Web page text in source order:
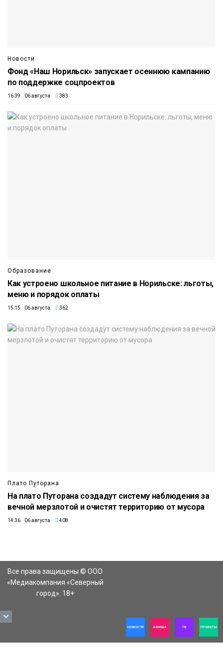
Новости
Фонд «Наш Норильск» запускает осеннюю кампанию
по поддержке соцпроектов
16:39 06 августа 383
Образование
Как устроено школьное питание в Норильске: льготы,
меню и порядок оплаты
15:15 06 августа 362
Плато Путорана
На плато Путорана создадут систему наблюдения за
вечной мерзлотой и очистят территорию от мусора
14:36 06 августа 408
Все права защищены © ООО
«Медиакомпания «Северный
город». 18+